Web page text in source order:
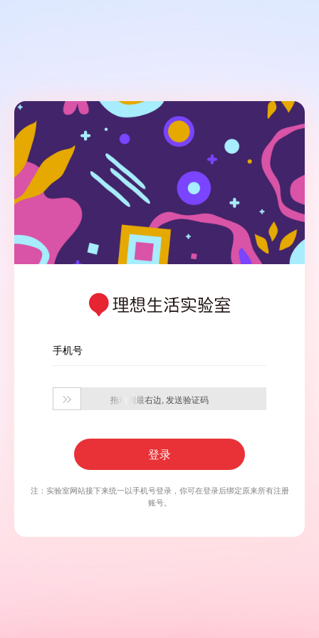
手机号
 拖动到最右边, 发送验证码
登录
注：实验室网站接下来统一以手机号登录，你可在登录后绑定原来所有注册
账号。